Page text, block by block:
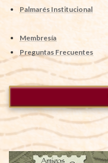
Palmarés Institucional
Membresía
Preguntas Frecuentes